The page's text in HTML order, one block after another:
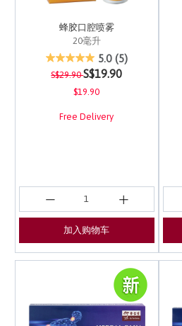
蜂胶口腔喷雾
20毫升
5 out of 5 Customer Rating
5.0 (5)
Price reduced from
S$29.90to
S$19.90
$19.90
Free Delivery
加入购物车